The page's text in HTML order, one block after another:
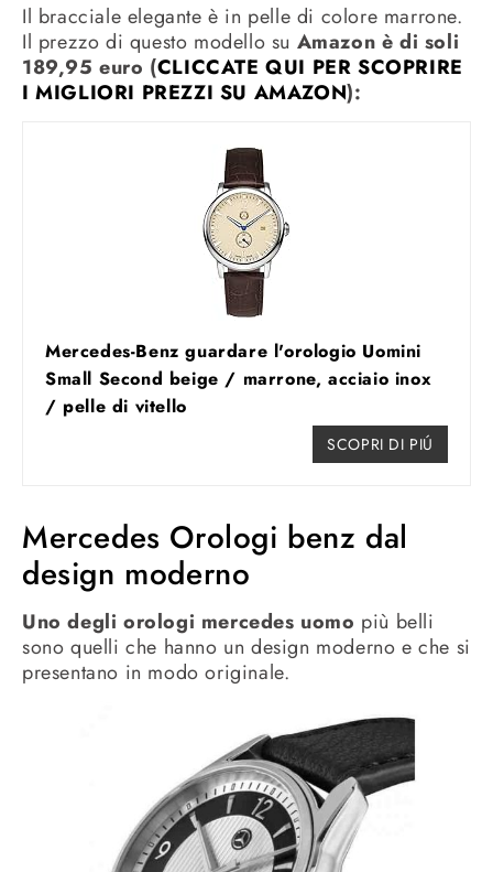
Il bracciale elegante è in pelle di colore marrone.
Il prezzo di questo modello su Amazon è di soli
189,95 euro (CLICCATE QUI PER SCOPRIRE
I MIGLIORI PREZZI SU AMAZON):
Mercedes-Benz guardare l'orologio Uomini
Small Second beige / marrone, acciaio inox
/ pelle di vitello
SCOPRI DI PIÚ
Mercedes Orologi benz dal
design moderno
Uno degli orologi mercedes uomo più belli
sono quelli che hanno un design moderno e che si
presentano in modo originale.